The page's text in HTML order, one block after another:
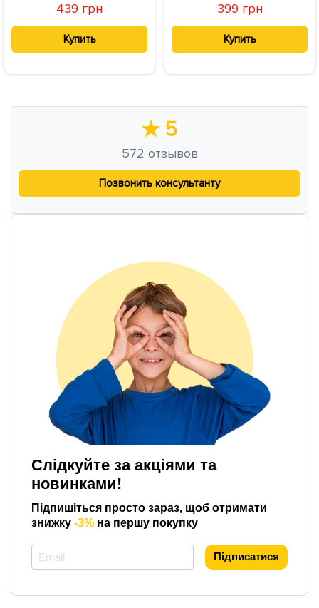
439 грн
Купить
399 грн
Купить
★ 5
572 отзывов
Позвонить консультанту
Слідкуйте за акціями та
новинками!
Підпишіться просто зараз, щоб отримати
знижку -3% на першу покупку
Підписатися